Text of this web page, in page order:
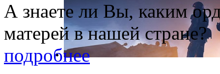
А знаете ли Вы, каким
матерей в нашей стране?
подробнее